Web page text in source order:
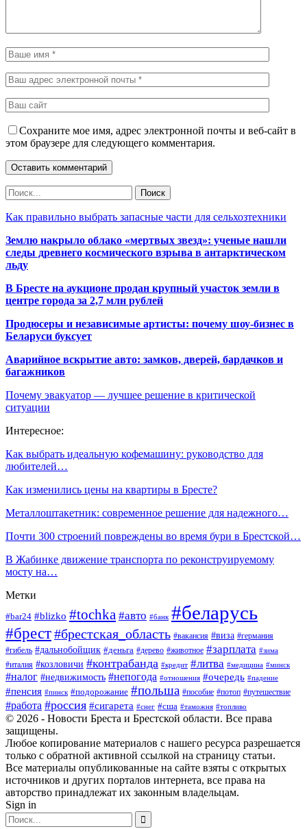
Сохраните мое имя, адрес электронной почты и веб-сайт в
этом браузере для следующего комментария.
Как правильно выбрать запасные части для сельхозтехники
Землю накрыло облако «мертвых звезд»: ученые нашли
следы древнего космического взрыва в антарктическом
льду
В Бресте на аукционе продан крупный участок земли в
центре города за 2,7 млн рублей
Продюсеры и независимые артисты: почему шоу-бизнес в
Беларуси буксует
Аварийное вскрытие авто: замков, дверей, бардачков и
багажников
Почему эвакуатор — лучшее решение в критической
ситуации
Интересное:
Как выбрать идеальную кофемашину: руководство для
любителей…
Как изменились цены на квартиры в Бресте?
Металлоштакетник: современное решение для надежного…
Почти 300 строений повреждены во время бури в Брестской…
В Жабинке движение транспорта по реконструируемому
мосту на…
Метки
#bar24 #blizko #tochka #авто #банк #беларусь
#брест#брестская_область #вакансия #виза #германия
#гибель #дальнобойщик #деньга #дерево #животное #зарплата #зима
#италия #козловичи #контрабанда #кредит #литва #медицина #минск
#налог #недвижимость #непогода #отношения #очередь #падение
#пенсия #пинск #подорожание #польша #пособие #потоп #путешествие
#работа #россия #сигарета #снег #сша #таможня #топливо
© 2026 - Новости Бреста и Брестской области. Все права
защищены.
Любое копирование материалов с нашего ресурса разрешается
только с обратной активной ссылкой на страницу статьи.
Все материалы опубликованные на сайте взяты с открытых
источников и других порталов интернета, все права на
авторство принадлежат их законным владельцам.
Sign in